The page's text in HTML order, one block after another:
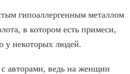
гипоаллергенным металлом
в котором есть примеси,
у некоторых людей.
с авторами, ведь на женщин